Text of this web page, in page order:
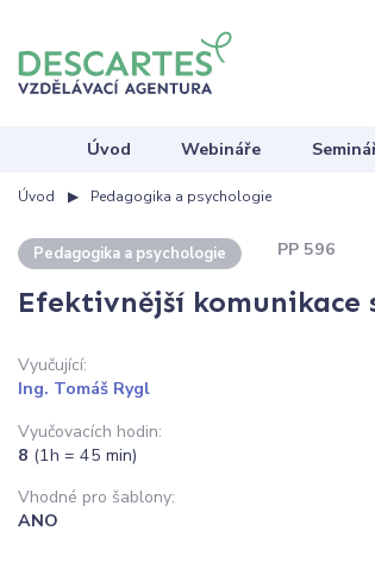
Úvod Webináře
Úvod Pedagogika a psychologie
Pedagogika a psychologie PP 596
Efektivnější komunikace
Vyučující:
Ing. Tomáš Rygl
Vyučovacích hodin:
8 (1h = 45 min)
Vhodné pro šablony:
ANO